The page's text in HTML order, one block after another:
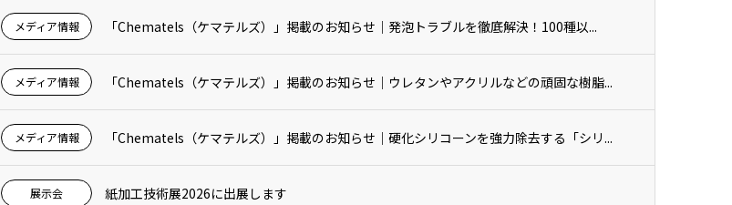
メディア情報 「Chematels（ケマテルズ）」掲載のお知らせ｜発泡トラブルを徹底解決！100種以...
メディア情報 「Chematels（ケマテルズ）」掲載のお知らせ｜ウレタンやアクリルなどの頑固な樹脂...
メディア情報 「Chematels（ケマテルズ）」掲載のお知らせ｜硬化シリコーンを強力除去する「シリ...
展示会 紙加工技術展2026に出展します